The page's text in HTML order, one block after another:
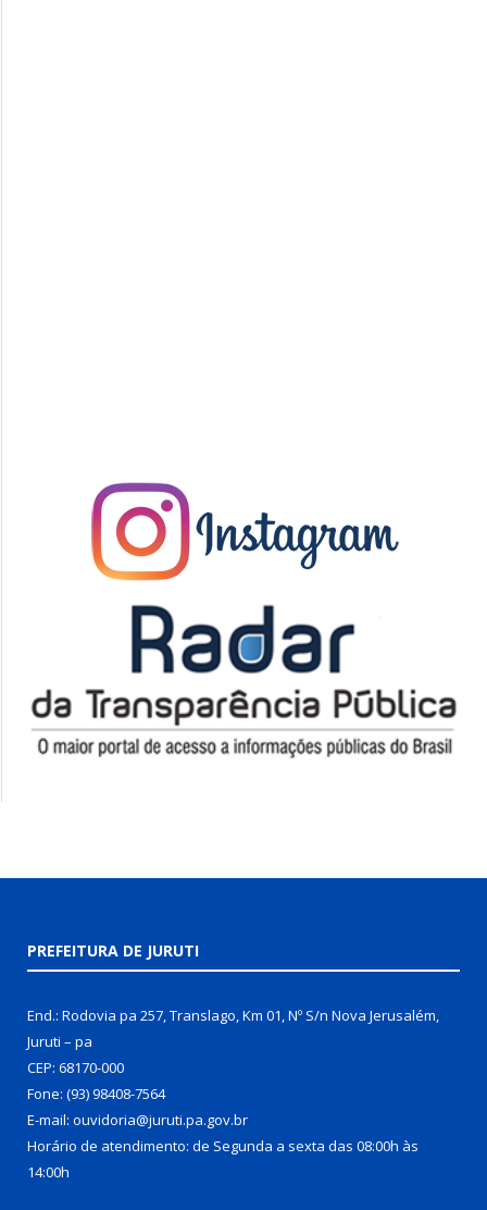
PREFEITURA DE JURUTI
End.: Rodovia pa 257, Translago, Km 01, Nº S/n Nova Jerusalém,
Juruti – pa
CEP: 68170-000
Fone: (93) 98408-7564
E-mail: ouvidoria@juruti.pa.gov.br
Horário de atendimento: de Segunda a sexta das 08:00h às
14:00h